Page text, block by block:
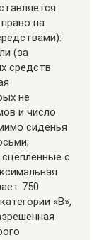
на
(за
средств
не
и число
сиденья
с
750
«В»,